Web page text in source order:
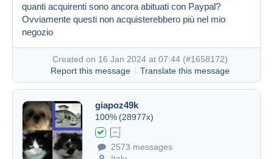
quanti acquirenti sono ancora abituati con Paypal?
Ovviamente questi non acquisterebbero più nel mio
negozio
Created on 16 Jan 2024 at 07:44 (#1658172)
Report this message
Translate this message
giapoz49k
100% (28977x)
2573 messages